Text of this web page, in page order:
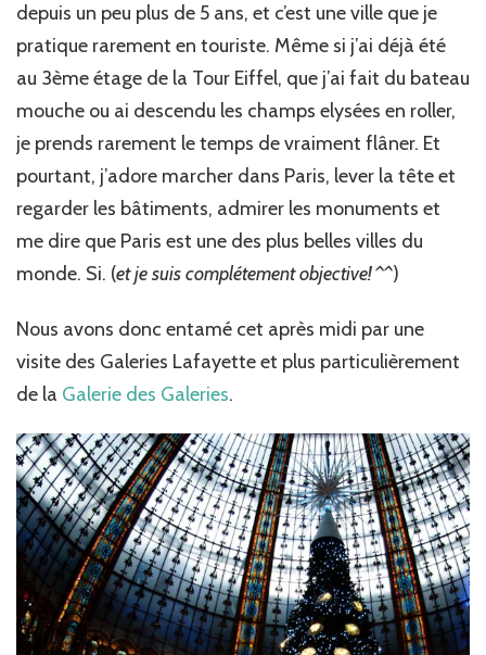
depuis un peu plus de 5 ans, et c’est une ville que je
pratique rarement en touriste. Même si j’ai déjà été
au 3ème étage de la Tour Eiffel, que j’ai fait du bateau
mouche ou ai descendu les champs elysées en roller,
je prends rarement le temps de vraiment flâner. Et
pourtant, j’adore marcher dans Paris, lever la tête et
regarder les bâtiments, admirer les monuments et
me dire que Paris est une des plus belles villes du
monde. Si. (et je suis complétement objective! ^^)
Nous avons donc entamé cet après midi par une
visite des Galeries Lafayette et plus particulièrement
de la Galerie des Galeries.